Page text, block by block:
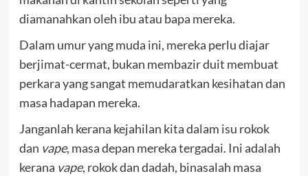
diamanahkan oleh ibu atau bapa mereka.
Dalam umur yang muda ini, mereka perlu diajar
berjimat-cermat, bukan membazir duit membuat
perkara yang sangat memudaratkan kesihatan dan
masa hadapan mereka.
Janganlah kerana kejahilan kita dalam isu rokok
dan vape, masa depan mereka tergadai. Ini adalah
kerana vape, rokok dan dadah, binasalah masa